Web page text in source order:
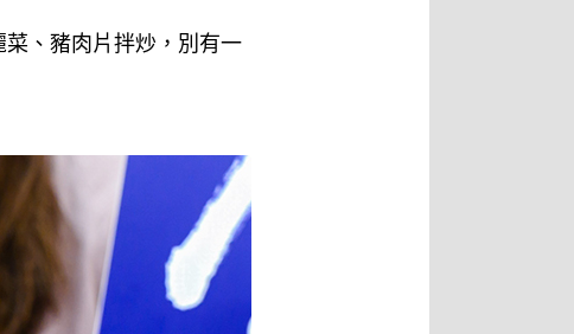
、豬肉片拌炒，別有一